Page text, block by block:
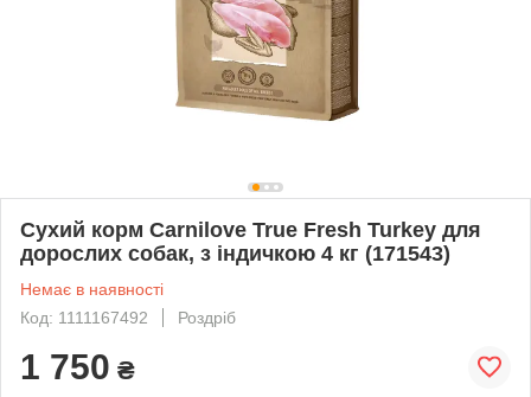
Сухий корм Carnilove True Fresh Turkey для
дорослих собак, з індичкою 4 кг (171543)
Немає в наявності
Код: 1111167492
Роздріб
1 750 ₴